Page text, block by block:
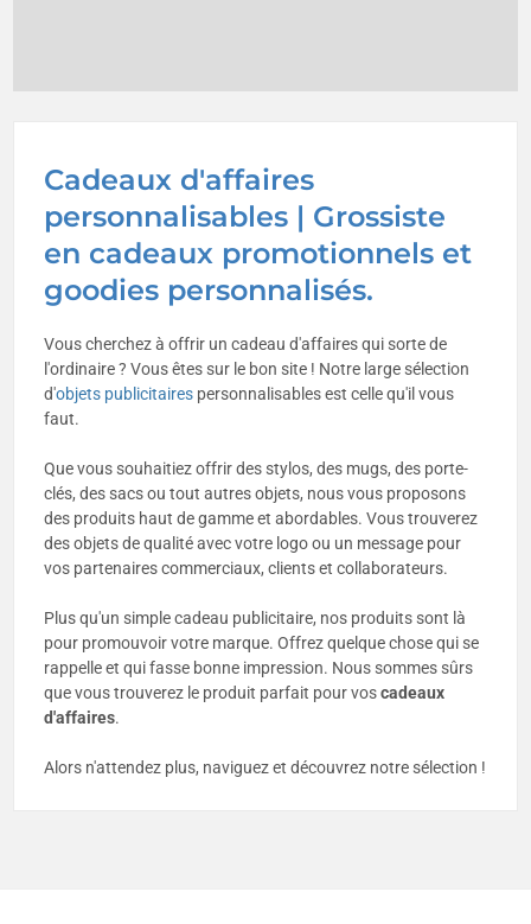
Cadeaux d'affaires
personnalisables | Grossiste
en cadeaux promotionnels et
goodies personnalisés.
Vous cherchez à offrir un cadeau d'affaires qui sorte de
l'ordinaire ? Vous êtes sur le bon site ! Notre large sélection
d'objets publicitaires personnalisables est celle qu'il vous
faut.
Que vous souhaitiez offrir des stylos, des mugs, des porte-
clés, des sacs ou tout autres objets, nous vous proposons
des produits haut de gamme et abordables. Vous trouverez
des objets de qualité avec votre logo ou un message pour
vos partenaires commerciaux, clients et collaborateurs.
Plus qu'un simple cadeau publicitaire, nos produits sont là
pour promouvoir votre marque. Offrez quelque chose qui se
rappelle et qui fasse bonne impression. Nous sommes sûrs
que vous trouverez le produit parfait pour voscadeaux
d'affaires.
Alors n'attendez plus, naviguez et découvrez notre sélection !